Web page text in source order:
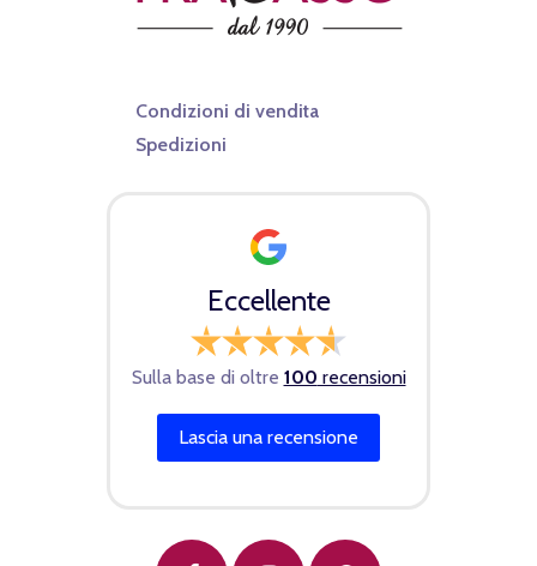
Condizioni di vendita
Spedizioni
Eccellente
Sulla base di oltre 100 recensioni
Lascia una recensione